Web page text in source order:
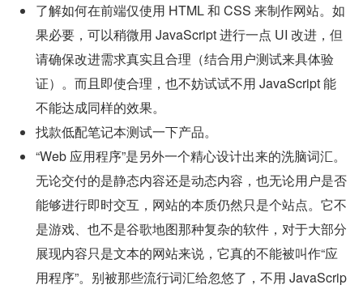
了解如何在前端仅使用 HTML 和 CSS 来制作网站。如
果必要，可以稍微用 JavaScript 进行一点 UI 改进，但
请确保改进需求真实且合理（结合用户测试来具体验
证）。而且即使合理，也不妨试试不用 JavaScript 能
不能达成同样的效果。
找款低配笔记本测试一下产品。
“Web 应用程序”是另外一个精心设计出来的洗脑词汇。
无论交付的是静态内容还是动态内容，也无论用户是否
能够进行即时交互，网站的本质仍然只是个站点。它不
是游戏、也不是谷歌地图那种复杂的软件，对于大部分
展现内容只是文本的网站来说，它真的不能被叫作“应
用程序”。别被那些流行词汇给忽悠了，不用 JavaScrip